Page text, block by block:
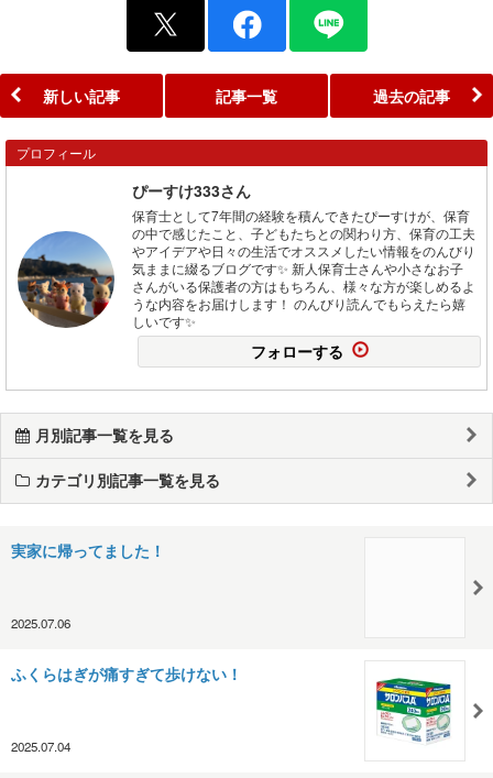
新しい記事 記事一覧 過去の記事
プロフィール
ぴーすけ333さん
保育士として7年間の経験を積んできたぴーすけが、保育
の中で感じたこと、子どもたちとの関わり方、保育の工夫
やアイデアや日々の生活でオススメしたい情報をのんびり
気ままに綴るブログです✨ 新人保育士さんや小さなお子
さんがいる保護者の方はもちろん、様々な方が楽しめるよ
うな内容をお届けします！ のんびり読んでもらえたら嬉
しいです✨
フォローする
月別記事一覧を見る
カテゴリ別記事一覧を見る
実家に帰ってました！
2025.07.06
ふくらはぎが痛すぎて歩けない！
2025.07.04